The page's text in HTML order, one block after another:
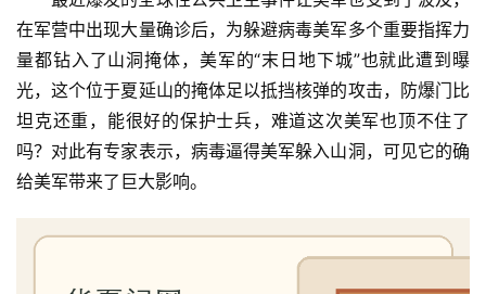
在军营中出现大量确诊后，为躲避病毒美军多个重要指挥力
量都钻入了山洞掩体，美军的“末日地下城”也就此遭到曝
光，这个位于夏延山的掩体足以抵挡核弹的攻击，防爆门比
坦克还重，能很好的保护士兵，难道这次美军也顶不住了
吗？对此有专家表示，病毒逼得美军躲入山洞，可见它的确
给美军带来了巨大影响。